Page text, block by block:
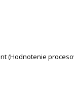
(Hodnotenie